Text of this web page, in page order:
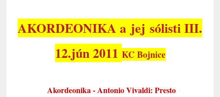
AKORDEONIKA a jej sólisti III.
12.jún 2011 KC Bojnice
Akordeonika - Antonio Vivaldi: Presto